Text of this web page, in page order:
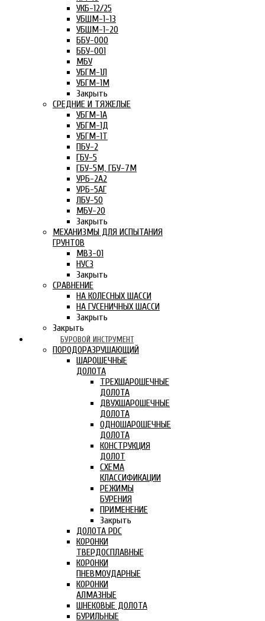
УКБ-12/25
УБШМ-1-13
УБШМ-1-20
ББУ-000
ББУ-001
МБУ
УБГМ-1Л
УБГМ-1М
Закрыть
СРЕДНИЕ И ТЯЖЕЛЫЕ
УБГМ-1А
УБГМ-1Д
УБГМ-1Т
ПБУ-2
ГБУ-5
ГБУ-5М, ГБУ-7М
УРБ-2А2
УРБ-5АГ
ЛБУ-50
МБУ-20
Закрыть
МЕХАНИЗМЫ ДЛЯ ИСПЫТАНИЯ
ГРУНТОВ
МВЗ-01
НУСЗ
Закрыть
СРАВНЕНИЕ
НА КОЛЕСНЫХ ШАССИ
НА ГУСЕНИЧНЫХ ШАССИ
Закрыть
Закрыть
БУРОВОЙ ИНСТРУМЕНТ
ПОРОДОРАЗРУШАЮЩИЙ
ШАРОШЕЧНЫЕ
ДОЛОТА
ТРЕХШАРОШЕЧНЫЕ
ДОЛОТА
ДВУХШАРОШЕЧНЫЕ
ДОЛОТА
ОДНОШАРОШЕЧНЫЕ
ДОЛОТА
КОНСТРУКЦИЯ
ДОЛОТ
СХЕМА
КЛАССИФИКАЦИИ
РЕЖИМЫ
БУРЕНИЯ
ПРИМЕНЕНИЕ
Закрыть
ДОЛОТА PDC
КОРОНКИ
ТВЕРДОСПЛАВНЫЕ
КОРОНКИ
ПНЕВМОУДАРНЫЕ
КОРОНКИ
АЛМАЗНЫЕ
ШНЕКОВЫЕ ДОЛОТА
БУРИЛЬНЫЕ